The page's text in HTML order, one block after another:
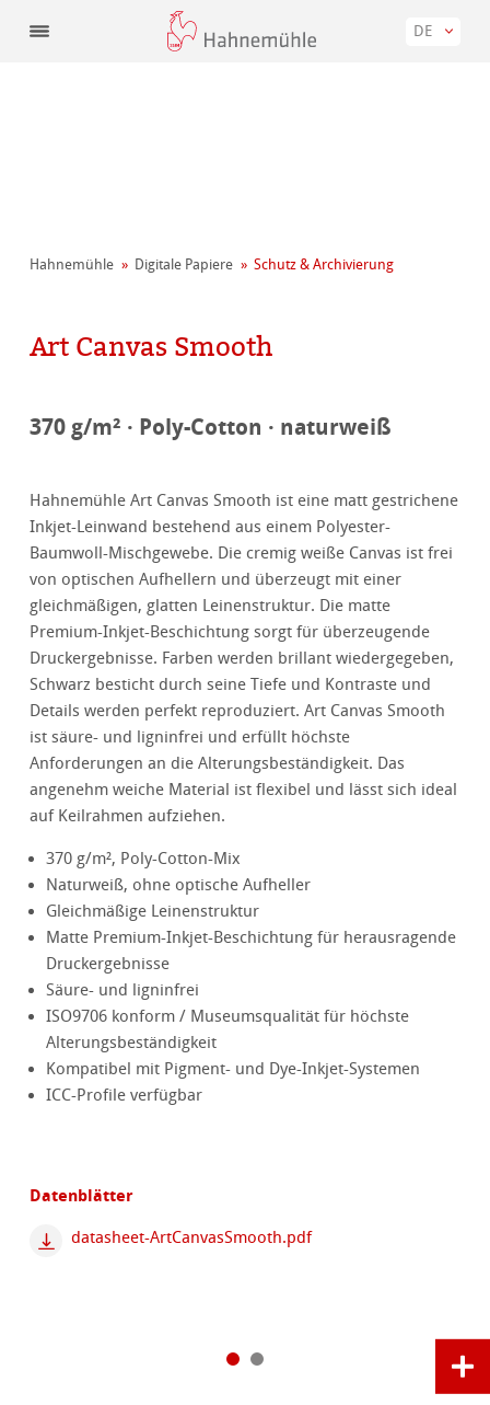
DE
Hahnemühle Digitale Papiere Schutz & Archivierung
Art Canvas Smooth
370 g/m² · Poly-Cotton · naturweiß
Hahnemühle Art Canvas Smooth ist eine matt gestrichene
Inkjet-Leinwand bestehend aus einem Polyester-
Baumwoll-Mischgewebe. Die cremig weiße Canvas ist frei
von optischen Aufhellern und überzeugt mit einer
gleichmäßigen, glatten Leinenstruktur. Die matte
Premium-Inkjet-Beschichtung sorgt für überzeugende
Druckergebnisse. Farben werden brillant wiedergegeben,
Schwarz besticht durch seine Tiefe und Kontraste und
Details werden perfekt reproduziert. Art Canvas Smooth
ist säure- und ligninfrei und erfüllt höchste
Anforderungen an die Alterungsbeständigkeit. Das
angenehm weiche Material ist flexibel und lässt sich ideal
auf Keilrahmen aufziehen.
370 g/m², Poly-Cotton-Mix
Naturweiß, ohne optische Aufheller
Gleichmäßige Leinenstruktur
Matte Premium-Inkjet-Beschichtung für herausragende
Druckergebnisse
Säure- und ligninfrei
ISO9706 konform / Museumsqualität für höchste
Alterungsbeständigkeit
Kompatibel mit Pigment- und Dye-Inkjet-Systemen
ICC-Profile verfügbar
Datenblätter
datasheet-ArtCanvasSmooth.pdf